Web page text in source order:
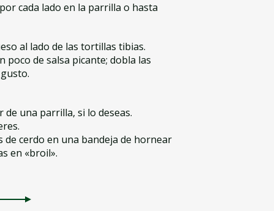
cada lado en la parrilla o hasta
al lado de las tortillas tibias.
poco de salsa picante; dobla las
una parrilla, si lo deseas.
de cerdo en una bandeja de hornear
en «broil».